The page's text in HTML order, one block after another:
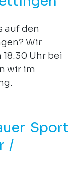
auf den
Wir
Uhr bei
wir im
Sport
/